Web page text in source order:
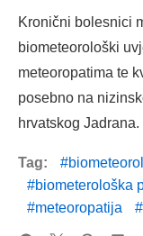
Kronični bolesnici
biometeorološki
meteoropatima te
posebno na
hrvatskog Jadrana.
Tag:
biometerološka
meteoropatija